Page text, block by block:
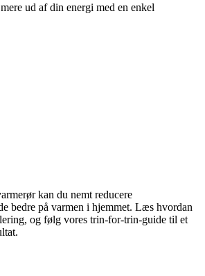
ud af din energi med en enkel
kan du nemt reducere
bedre på varmen i hjemmet. Læs hvordan
og følg vores trin‑for‑trin‑guide til et